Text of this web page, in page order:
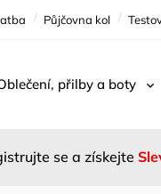
Půjčovna kol
přilby a boty
se a získejte